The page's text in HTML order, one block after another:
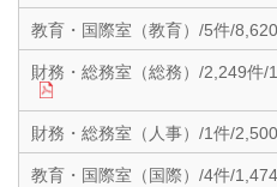
教育・国際室（教育）/5件/
財務・総務室（総務）/2,249件/
財務・総務室（人事）/1件/
教育・国際室（国際）/4件/